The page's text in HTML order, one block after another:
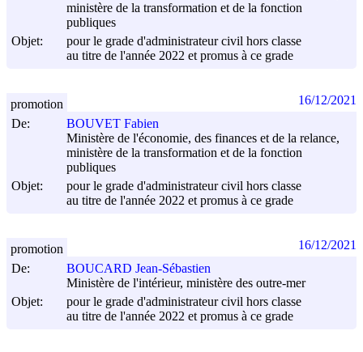
ministère de la transformation et de la fonction
publiques
Objet:
pour le grade d'administrateur civil hors classe
au titre de l'année 2022 et promus à ce grade
De:
BOUVET Fabien
Ministère de l'économie, des finances et de la relance,
ministère de la transformation et de la fonction
publiques
Objet:
pour le grade d'administrateur civil hors classe
au titre de l'année 2022 et promus à ce grade
promotion 16/12/2021
De:
BOUCARD Jean-Sébastien
Ministère de l'intérieur, ministère des outre-mer
Objet:
pour le grade d'administrateur civil hors classe
au titre de l'année 2022 et promus à ce grade
promotion 16/12/2021